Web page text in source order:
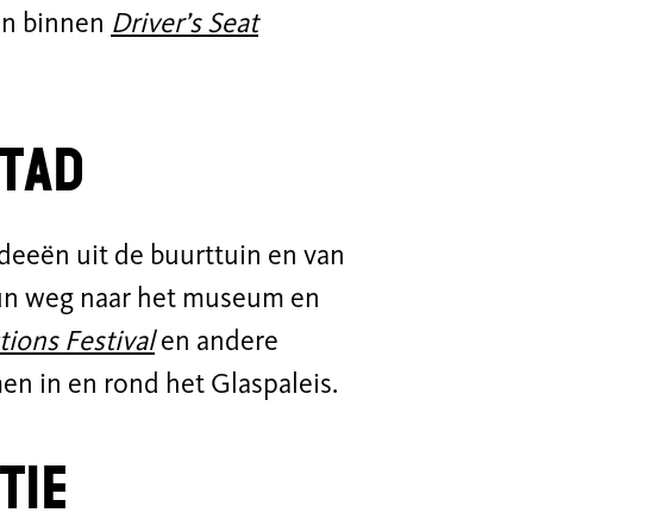
binnen Driver’s Seat
uit de buurttuin en van
weg naar het museum en
Festivalen andere
in en rond het Glaspaleis.